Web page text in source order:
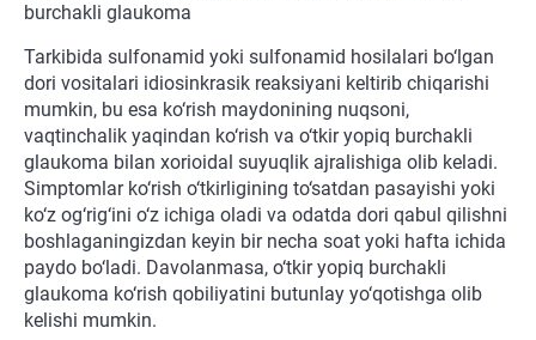
burchakli glaukoma
Tarkibida sulfonamid yoki sulfonamid hosilalari bo‘lgan
dori vositalari idiosinkrasik reaksiyani keltirib chiqarishi
mumkin, bu esa ko‘rish maydonining nuqsoni,
vaqtinchalik yaqindan ko‘rish va o‘tkir yopiq burchakli
glaukoma bilan xorioidal suyuqlik ajralishiga olib keladi.
Simptomlar ko‘rish o‘tkirligining to‘satdan pasayishi yoki
ko‘z og‘rig‘ini o‘z ichiga oladi va odatda dori qabul qilishni
boshlaganingizdan keyin bir necha soat yoki hafta ichida
paydo bo‘ladi. Davolanmasa, o‘tkir yopiq burchakli
glaukoma ko‘rish qobiliyatini butunlay yo‘qotishga olib
kelishi mumkin.